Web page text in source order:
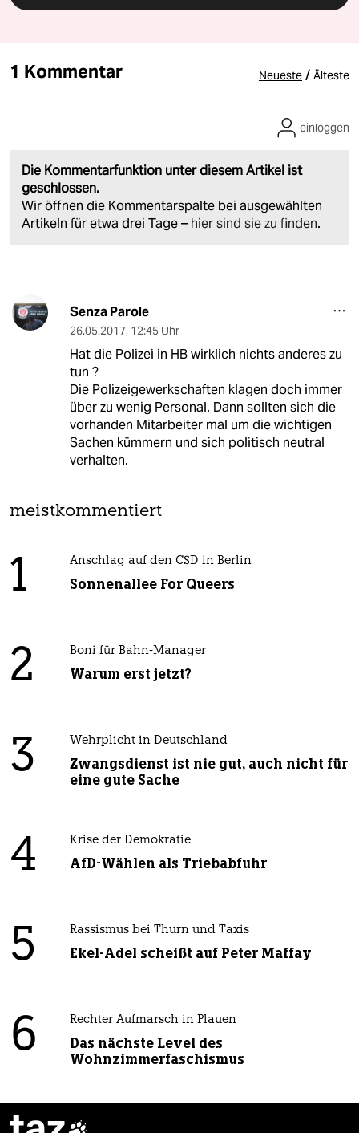
1 Kommentar Neueste / Älteste
Die Kommentarfunktion unter diesem Artikel ist
geschlossen.
Wir öffnen die Kommentarspalte bei ausgewählten
Artikeln für etwa drei Tage – hier sind sie zu finden.
einloggen
Senza Parole
26.05.2017, 12:45 Uhr
Hat die Polizei in HB wirklich nichts anderes zu
tun ?
Die Polizeigewerkschaften klagen doch immer
über zu wenig Personal. Dann sollten sich die
vorhanden Mitarbeiter mal um die wichtigen
Sachen kümmern und sich politisch neutral
verhalten.
meistkommentiert
1 Anschlag auf den CSD in Berlin
Sonnenallee For Queers
2 Boni für Bahn-Manager
Warum erst jetzt?
3 Wehrplicht in Deutschland
Zwangsdienst ist nie gut, auch nicht für
eine gute Sache
4 Krise der Demokratie
AfD-Wählen als Triebabfuhr
5 Rassismus bei Thurn und Taxis
Ekel-Adel scheißt auf Peter Maffay
6 Rechter Aufmarsch in Plauen
Das nächste Level des
Wohnzimmerfaschismus